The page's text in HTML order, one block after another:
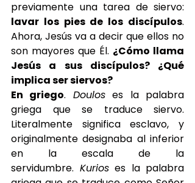
lavar los pies de los discípulos.
Ahora, Jesús va a decir que ellos no
son mayores que Él. ¿Cómo llama
Jesús a sus discípulos? ¿Qué
implica ser siervos?
En griego. Doulos es la palabra
griega que se traduce siervo.
Literalmente significa esclavo, y
originalmente designaba al inferior
en la escala de la
servidumbre. Kurios es la palabra